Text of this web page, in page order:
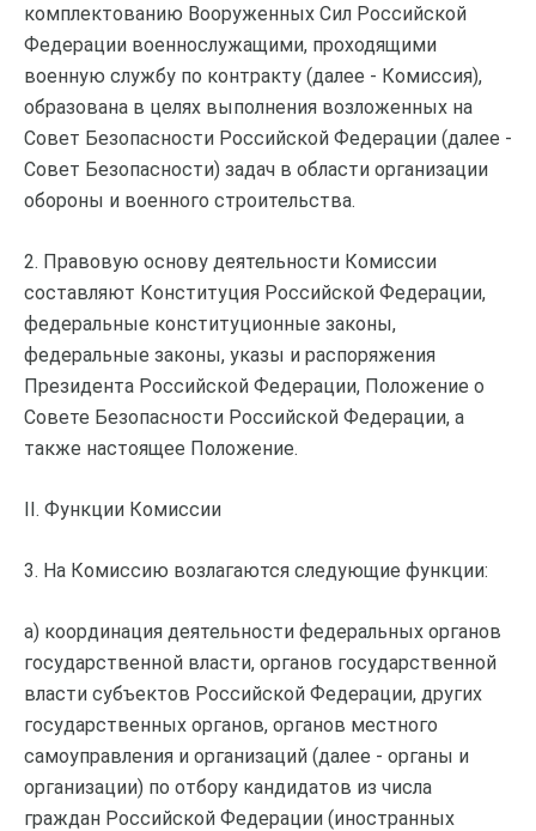
комплектованию Вооруженных Сил Российской
Федерации военнослужащими, проходящими
военную службу по контракту (далее - Комиссия),
образована в целях выполнения возложенных на
Совет Безопасности Российской Федерации (далее -
Совет Безопасности) задач в области организации
обороны и военного строительства.
2. Правовую основу деятельности Комиссии
составляют Конституция Российской Федерации,
федеральные конституционные законы,
федеральные законы, указы и распоряжения
Президента Российской Федерации, Положение о
Совете Безопасности Российской Федерации, а
также настоящее Положение.
II. Функции Комиссии
3. На Комиссию возлагаются следующие функции:
а) координация деятельности федеральных органов
государственной власти, органов государственной
власти субъектов Российской Федерации, других
государственных органов, органов местного
самоуправления и организаций (далее - органы и
организации) по отбору кандидатов из числа
граждан Российской Федерации (иностранных